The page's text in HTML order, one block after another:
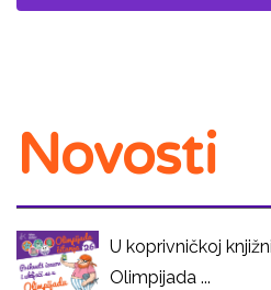
Novosti
U koprivničkoj
Olimpijada ...